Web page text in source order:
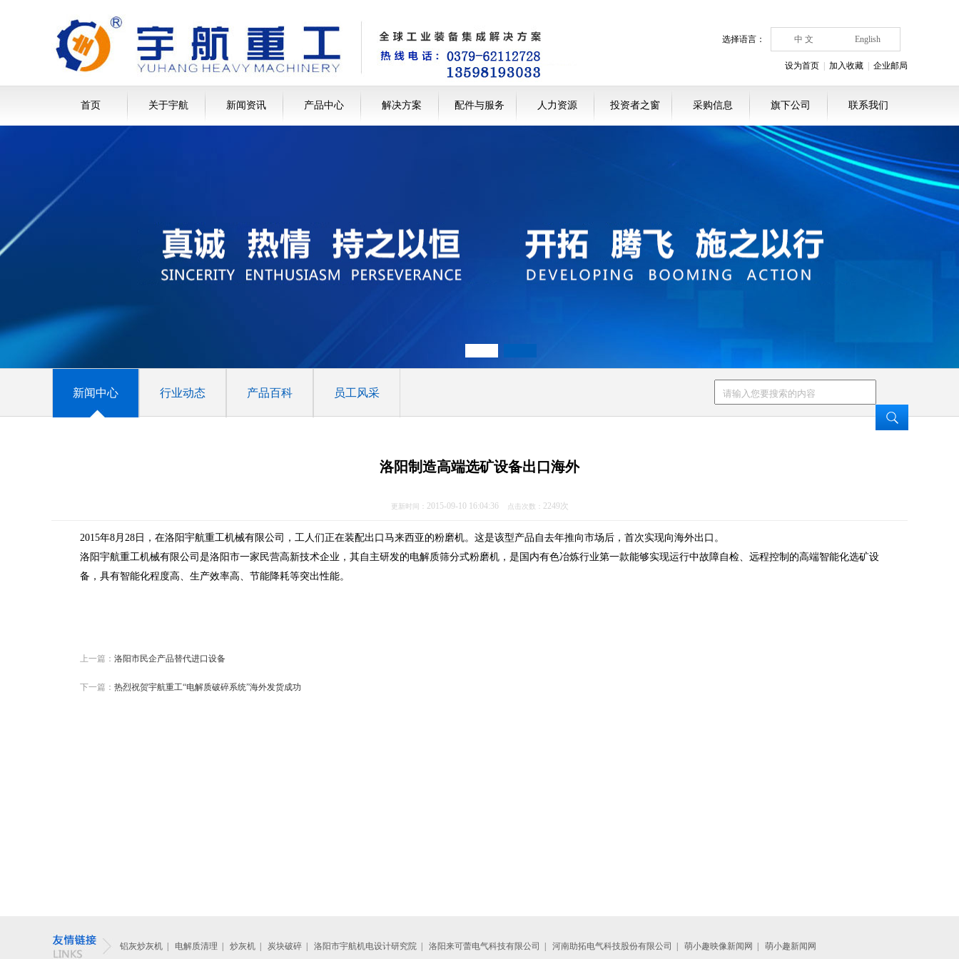
选择语言： 中 文 English
设为首页 加入收藏 企业邮局
首页 关于宇航 新闻资讯 产品中心 解决方案 配件与服务 人力资源 投资者之窗 采购信息 旗下公司 联系我们
新闻中心 行业动态 产品百科 员工风采
洛阳制造高端选矿设备出口海外
更新时间： 2015-09-10 16:04:36 点击次数： 2249次
2015年8月28日，在洛阳宇航重工机械有限公司，工人们正在装配出口马来西亚的粉磨机。这是该型产品自去年推向市场后，首次实现向海外出口。
洛阳宇航重工机械有限公司是洛阳市一家民营高新技术企业，其自主研发的电解质筛分式粉磨机，是国内有色冶炼行业第一款能够实现运行中故障自检、远程控制的高端智能化选矿设
备，具有智能化程度高、生产效率高、节能降耗等突出性能。
上一篇： 洛阳市民企产品替代进口设备
下一篇： 热烈祝贺宇航重工“电解质破碎系统”海外发货成功
铝灰炒灰机 电解质清理 炒灰机 炭块破碎 洛阳市宇航机电设计研究院 洛阳来可蕾电气科技有限公司 河南助拓电气科技股份有限公司 萌小趣映像新闻网 萌小趣新闻网